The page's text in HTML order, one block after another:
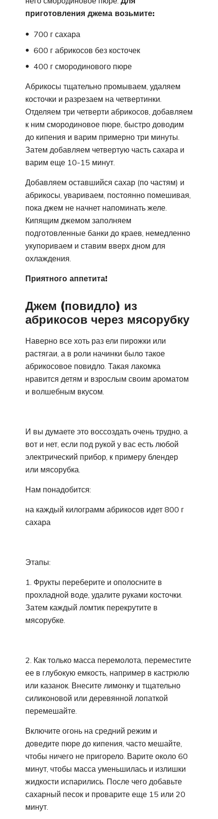
приготовления джема возьмите:
700 г сахара
600 г абрикосов без косточек
400 г смородинового пюре
Абрикосы тщательно промываем, удаляем
косточки и разрезаем на четвертинки.
Отделяем три четверти абрикосов, добавляем
к ним смородиновое пюре, быстро доводим
до кипения и варим примерно три минуты.
Затем добавляем четвертую часть сахара и
варим еще 10-15 минут.
Добавляем оставшийся сахар (по частям) и
абрикосы, увариваем, постоянно помешивая,
пока джем не начнет напоминать желе.
Кипящим джемом заполняем
подготовленные банки до краев, немедленно
укупориваем и ставим вверх дном для
охлаждения.
Приятного аппетита!
Джем (повидло) из
абрикосов через мясорубку
Наверно все хоть раз ели пирожки или
растягаи, а в роли начинки было такое
абрикосовое повидло. Такая лакомка
нравится детям и взрослым своим ароматом
и волшебным вкусом.
И вы думаете это воссоздать очень трудно, а
вот и нет, если под рукой у вас есть любой
электрический прибор, к примеру блендер
или мясорубка.
Нам понадобится:
на каждый килограмм абрикосов идет 800 г
сахара
Этапы:
1. Фрукты переберите и ополосните в
прохладной воде, удалите руками косточки.
Затем каждый ломтик перекрутите в
мясорубке.
2. Как только масса перемолота, переместите
ее в глубокую емкость, например в кастрюлю
или казанок. Внесите лимонку и тщательно
силиконовой или деревянной лопаткой
перемешайте.
Включите огонь на средний режим и
доведите пюре до кипения, часто мешайте,
чтобы ничего не пригорело. Варите около 60
минут, чтобы масса уменьшилась и излишки
жидкости испарились. После чего добавьте
сахарный песок и проварите еще 15 или 20
минут.